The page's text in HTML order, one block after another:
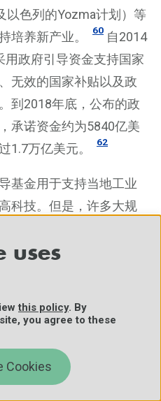
以色列的Yozma计划）等
培养新产业。
60 自2014
用政府引导资金支持国家
无效的国家补贴以及政
到2018年底，公布的政
承诺资金约为5840亿美
1.7万亿美元。
62
基金用于支持当地工业
科技。但是，许多大规
子等相关产业。
金支出数据帮助推断人
研发财政资金进行比
基金投资并非专门用于
uses
this policy. By
you agree to these
Cookies